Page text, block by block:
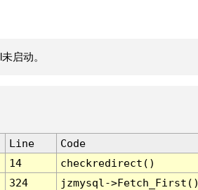
启动。
Line
Code
14
checkredirect()
324
jzmysql-